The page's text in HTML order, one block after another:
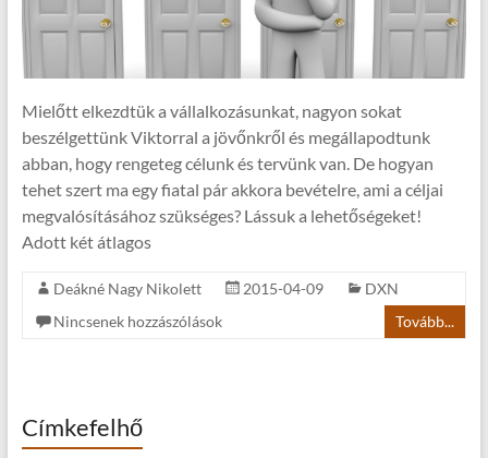
Mielőtt elkezdtük a vállalkozásunkat, nagyon sokat
beszélgettünk Viktorral a jövőnkről és megállapodtunk
abban, hogy rengeteg célunk és tervünk van. De hogyan
tehet szert ma egy fiatal pár akkora bevételre, ami a céljai
megvalósításához szükséges? Lássuk a lehetőségeket!
Adott két átlagos
Deákné Nagy Nikolett 2015-04-09
DXN
Nincsenek hozzászólások
Tovább...
Címkefelhő